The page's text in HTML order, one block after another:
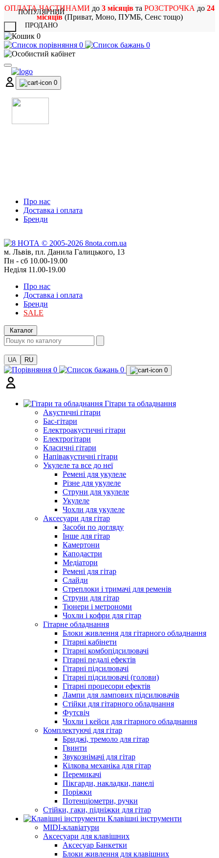
ОПЛАТА ЧАСТИНАМИ до 3 місяців та РОЗСТРОЧКА до 24
місяців(Приват, Моно, ПУМБ, Сенс тощо)
0
0
0
0
Про нас
Доставка і оплата
Бренди
м. Львів, пл. Данила Галицького, 13
Пн - сб 10.00-19.00
Неділя 11.00-19.00
Про нас
Доставка і оплата
Бренди
SALE
Каталог
UA RU
0 0 0
Гітари та обладнання
Акустичні гітари
Бас-гітари
Електроакустичні гітари
Електрогітари
Класичні гітари
Напівакустичні гітари
Укулеле та все до неї
Ремені для укулеле
Різне для укулеле
Струни для укулеле
Укулеле
Чохли для укулеле
Аксесуари для гітар
Засоби по догляду
Інше для гітар
Камертони
Каподастри
Медіатори
Ремені для гітар
Слайди
Стреплоки і тримачі для ременів
Струни для гітар
Тюнери і метрономи
Чохли і кофри для гітар
Гітарне обладнання
Блоки живлення для гітарного обладнання
Гітарні кабінети
Гітарні комбопідсилювачі
Гітарні педалі ефектів
Гітарні підсилювачі
Гітарні підсилювачі (голови)
Гітарні процесори ефектів
Лампи для лампових підсилювачів
Стійки для гітарного обладнання
Футсвіч
Чохли і кейси для гітарного обладнання
Комплектуючі для гітар
Бриджі, тремоло для гітар
Гвинти
Звукознімачі для гітар
Кілкова механіка для гітар
Перемикачі
Пікгарди, накладки, панелі
Поріжки
Потенціометри, ручки
Стійки, гаки, підніжки для гітар
Клавішні інструменти
MIDI-клавіатури
Аксесуари для клавішних
Аксесуар Банкетки
Блоки живлення для клавішних
ПОПУЛЯРНИЙ
ПРОДАНО